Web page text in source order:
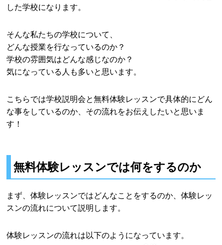
した学校になります。
そんな私たちの学校について、
どんな授業を行なっているのか？
学校の雰囲気はどんな感じなのか？
気になっている人も多いと思います。
こちらでは学校説明会と無料体験レッスンで具体的にどん
な事をしているのか、その流れをお伝えしたいと思いま
す！
無料体験レッスンでは何をするのか
まず、体験レッスンではどんなことをするのか、体験レッ
スンの流れについて説明します。
体験レッスンの流れは以下のようになっています。